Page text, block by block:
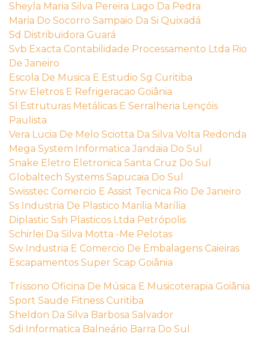
Sheyla Maria Silva Pereira Lago Da Pedra
Maria Do Socorro Sampaio Da Si Quixadá
Sd Distribuidora Guará
Svb Exacta Contabilidade Processamento Ltda Rio
De Janeiro
Escola De Musica E Estudio Sg Curitiba
Srw Eletros E Refrigeracao Goiânia
Sl Estruturas Metálicas E Serralheria Lençóis
Paulista
Vera Lucia De Melo Sciotta Da Silva Volta Redonda
Mega System Informatica Jandaia Do Sul
Snake Eletro Eletronica Santa Cruz Do Sul
Globaltech Systems Sapucaia Do Sul
Swisstec Comercio E Assist Tecnica Rio De Janeiro
Ss Industria De Plastico Marilia Marília
Diplastic Ssh Plasticos Ltda Petrópolis
Schirlei Da Silva Motta -Me Pelotas
Sw Industria E Comercio De Embalagens Caieiras
Escapamentos Super Scap Goiânia
Tríssono Oficina De Música E Musicoterapia Goiânia
Sport Saude Fitness Curitiba
Sheldon Da Silva Barbosa Salvador
Sdi Informatica Balneário Barra Do Sul